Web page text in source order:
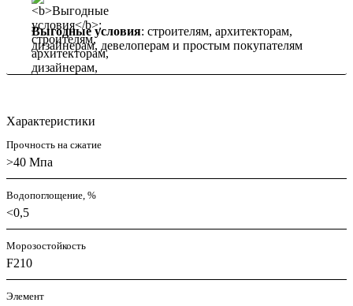
Выгодные условия: строителям, архитекторам,
дизайнерам, девелоперам и простым покупателям
Характеристики
Прочность на сжатие
>40 Мпа
Водопоглощение, %
<0,5
Морозостойкость
F210
Элемент